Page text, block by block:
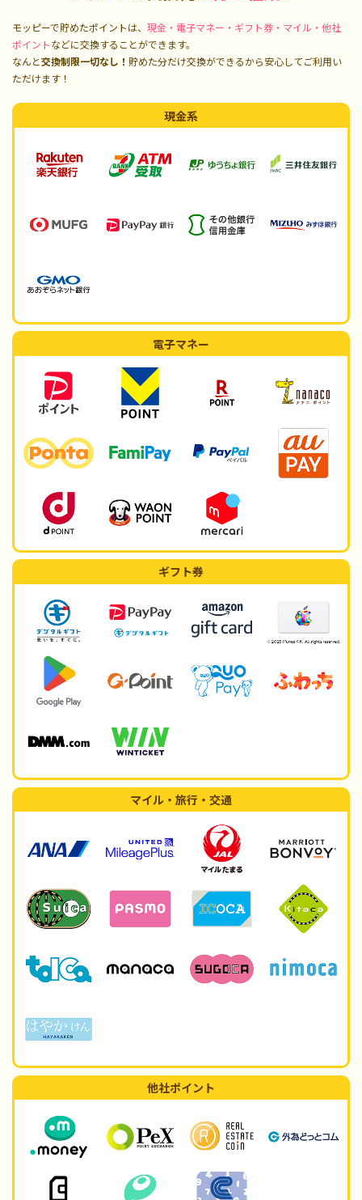
モッピーで貯めたポイントは、 現金・電子マネー・ギフト券・マイル・他社
ポイントなどに交換することができます。
なんと交換制限一切なし！ 貯めた分だけ交換ができるから安心してご利用い
ただけます！
現金系
電子マネー
ギフト券
マイル・旅行・交通
他社ポイント